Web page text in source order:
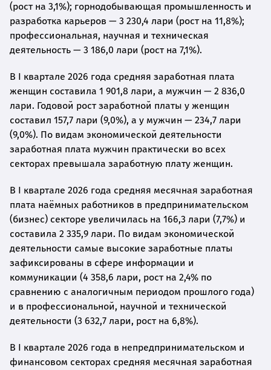
(рост на 3,1%); горнодобывающая промышленность и
разработка карьеров — 3 230,4 лари (рост на 11,8%);
профессиональная, научная и техническая
деятельность — 3 186,0 лари (рост на 7,1%).
В I квартале 2026 года средняя заработная плата
женщин составила 1 901,8 лари, а мужчин — 2 836,0
лари. Годовой рост заработной платы у женщин
составил 157,7 лари (9,0%), а у мужчин — 234,7 лари
(9,0%). По видам экономической деятельности
заработная плата мужчин практически во всех
секторах превышала заработную плату женщин.
В I квартале 2026 года средняя месячная заработная
плата наёмных работников в предпринимательском
(бизнес) секторе увеличилась на 166,3 лари (7,7%) и
составила 2 335,9 лари. По видам экономической
деятельности самые высокие заработные платы
зафиксированы в сфере информации и
коммуникации (4 358,6 лари, рост на 2,4% по
сравнению с аналогичным периодом прошлого года)
и в профессиональной, научной и технической
деятельности (3 632,7 лари, рост на 6,8%).
В I квартале 2026 года в непредпринимательском и
финансовом секторах средняя месячная заработная